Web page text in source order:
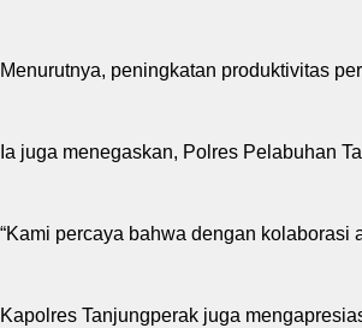
Menurutnya, peningkatan produktivitas
Ia juga menegaskan, Polres Pelabuhan
“Kami percaya bahwa dengan kolaborasi
Kapolres Tanjungperak juga